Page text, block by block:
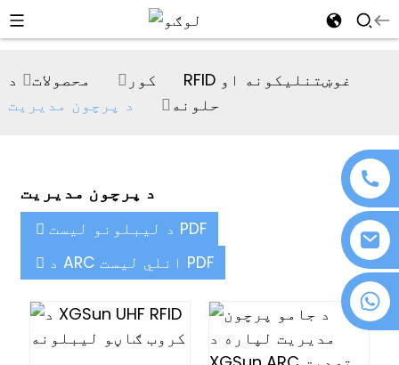
+۸۶ ۱۸۰۷۶۳۷۲۱۳۹
کور محصولات
د RFID غوښتنلیکونه او
حلونه
د پرچون مدیریت
د پرچون مدیریت
د لیبلونو لیست PDF
د ARC انلي لیست PDF